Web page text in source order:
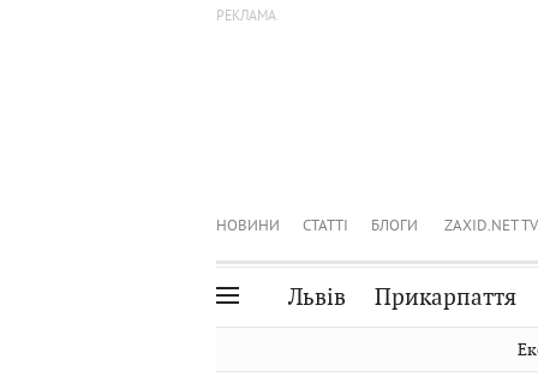
НОВИНИ СТАТТІ БЛОГИ ZAXID.NET TV
Львів Прикарпаття